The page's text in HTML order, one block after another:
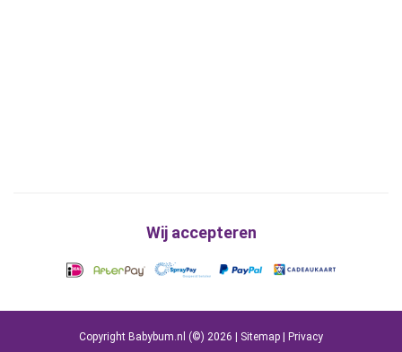
Wij accepteren
Copyright Babybum.nl (©) 2026 | Sitemap Privacy